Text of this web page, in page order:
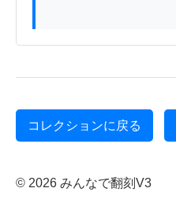
コレクションに戻る
© 2026 みんなで翻刻V3